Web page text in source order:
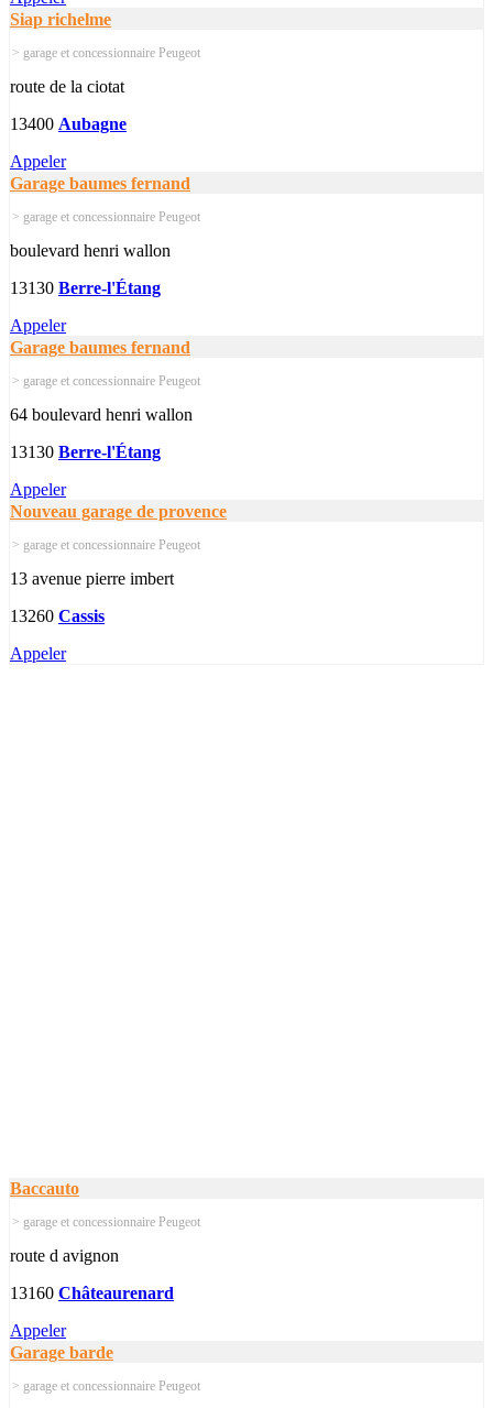
Siap richelme
> garage et concessionnaire Peugeot
route de la ciotat
13400 Aubagne
Appeler
Garage baumes fernand
> garage et concessionnaire Peugeot
boulevard henri wallon
13130 Berre-l'Étang
Appeler
Garage baumes fernand
> garage et concessionnaire Peugeot
64 boulevard henri wallon
13130 Berre-l'Étang
Appeler
Nouveau garage de provence
> garage et concessionnaire Peugeot
13 avenue pierre imbert
13260 Cassis
Appeler
Baccauto
> garage et concessionnaire Peugeot
route d avignon
13160 Châteaurenard
Appeler
Garage barde
> garage et concessionnaire Peugeot